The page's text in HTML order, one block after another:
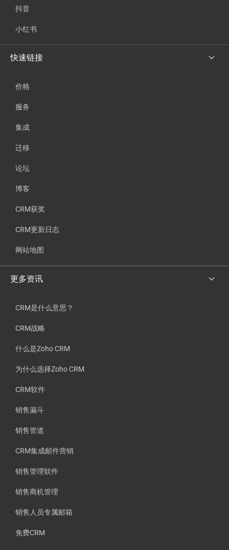
抖音
小红书
快速链接
价格
服务
集成
迁移
论坛
博客
CRM获奖
CRM更新日志
网站地图
更多资讯
CRM是什么意思？
CRM战略
什么是Zoho CRM
为什么选择Zoho CRM
CRM软件
销售漏斗
销售管道
CRM集成邮件营销
销售管理软件
销售商机管理
销售人员专属邮箱
免费CRM